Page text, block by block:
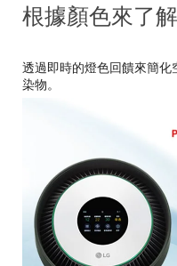
根據顏色來了
透過即時的燈色回饋來簡
染物。